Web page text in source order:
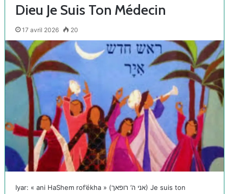
Dieu Je Suis Ton Médecin
17 avril 2026 20
Iyar: « ani HaShem rof’ékha » (אני ה’ רופאך) Je suis ton